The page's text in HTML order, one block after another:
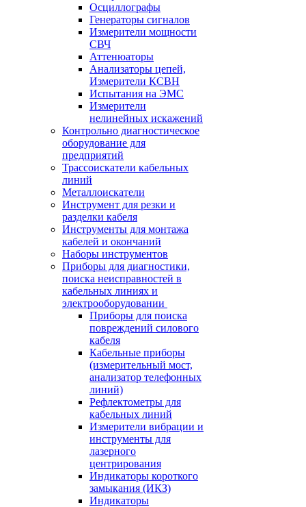
Осциллографы
Генераторы сигналов
Измерители мощности
СВЧ
Аттенюаторы
Анализаторы цепей,
Измерители КСВН
Испытания на ЭМС
Измерители
нелинейных искажений
Контрольно диагностическое
оборудование для
предприятий
Трассоискатели кабельных
линий
Металлоискатели
Инструмент для резки и
разделки кабеля
Инструменты для монтажа
кабелей и окончаний
Наборы инструментов
Приборы для диагностики,
поиска неисправностей в
кабельных линиях и
электрооборудовании
Приборы для поиска
повреждений силового
кабеля
Кабельные приборы
(измерительный мост,
анализатор телефонных
линий)
Рефлектометры для
кабельных линий
Измерители вибрации и
инструменты для
лазерного
центрирования
Индикаторы короткого
замыкания (ИКЗ)
Индикаторы